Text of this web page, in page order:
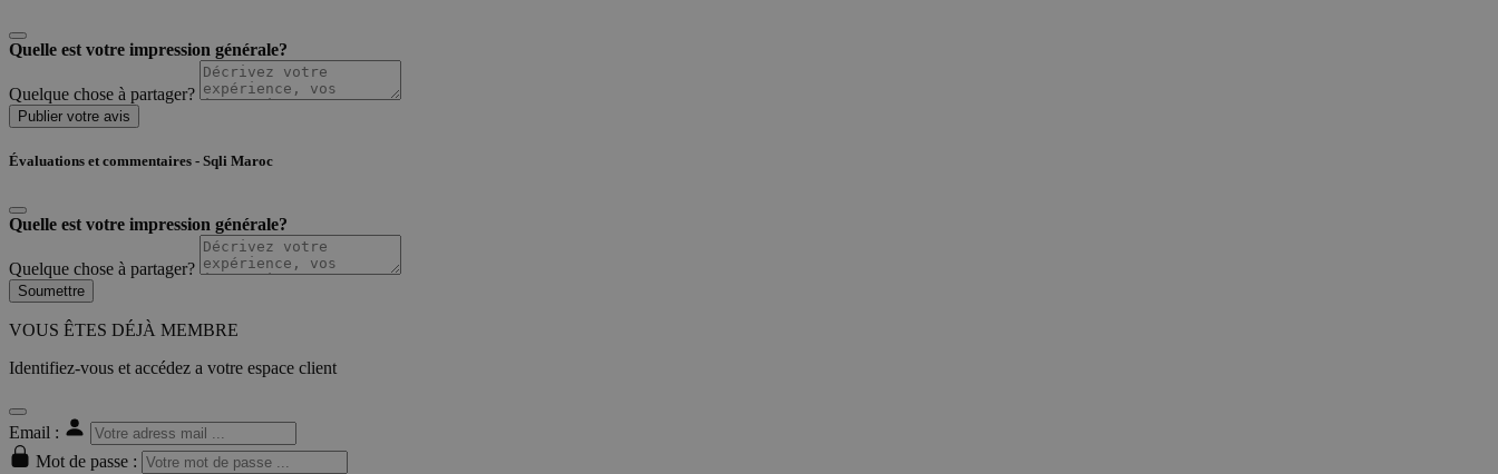
Quelle est votre impression générale?
Quelque chose à partager?
Publier votre avis
Évaluations et commentaires - Sqli Maroc
Quelle est votre impression générale?
Quelque chose à partager?
Soumettre
VOUS ÊTES DÉJÀ MEMBRE
Identifiez-vous et accédez a votre espace client
Email :
Mot de passe :